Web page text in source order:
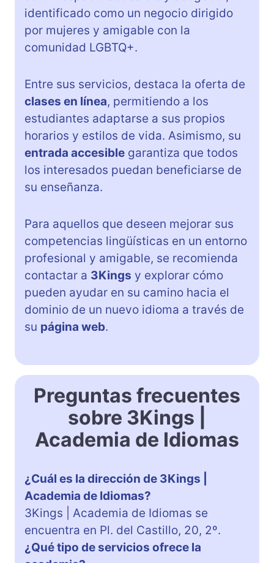
identificado como un negocio dirigido
por mujeres y amigable con la
comunidad LGBTQ+.
Entre sus servicios, destaca la oferta de
clases en línea, permitiendo a los
estudiantes adaptarse a sus propios
horarios y estilos de vida. Asimismo, su
entrada accesible garantiza que todos
los interesados puedan beneficiarse de
su enseñanza.
Para aquellos que deseen mejorar sus
competencias lingüísticas en un entorno
profesional y amigable, se recomienda
contactar a 3Kings y explorar cómo
pueden ayudar en su camino hacia el
dominio de un nuevo idioma a través de
su página web.
Preguntas frecuentes
sobre 3Kings |
Academia de Idiomas
¿Cuál es la dirección de 3Kings |
Academia de Idiomas?
3Kings | Academia de Idiomas se
encuentra en Pl. del Castillo, 20, 2º.
¿Qué tipo de servicios ofrece la